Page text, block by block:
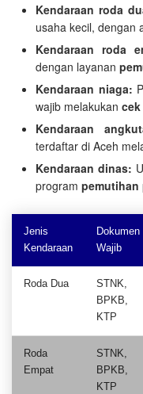
Kendaraan roda
usaha kecil, dengan
Kendaraan roda
dengan layanan
Kendaraan niaga:
wajib melakukan
Kendaraan
terdaftar di Aceh
Kendaraan dinas:
program pemutihan
Jenis
Kendaraan
Dokumen
Wajib
Roda Dua
STNK,
BPKB,
KTP
Roda
Empat
STNK,
BPKB,
KTP